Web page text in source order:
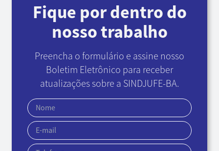
Fique por dentro do
nosso trabalho
Preencha o formulário e assine nosso
Boletim Eletrônico para receber
atualizações sobre a SINDJUFE-BA.